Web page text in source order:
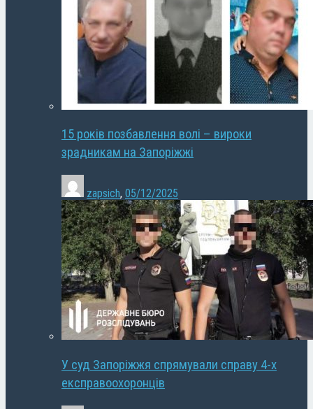
15 років позбавлення волі – вироки
зрадникам на Запоріжжі
zapsich, 05/12/2025
У суд Запоріжжя спрямували справу 4-х
експравоохоронців